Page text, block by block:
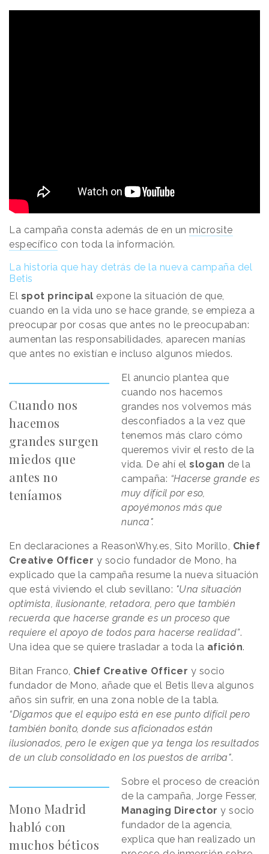
La campaña consta además de en un microsite
específico con toda la información.
La historia que hay detrás de la nueva campaña del
Betis
El spot principal expone la situación de que,
cuando en la vida uno se hace grande, se empieza a
preocupar por cosas que antes no le preocupaban:
aumentan las responsabilidades, aparecen manías
que antes no existían e incluso algunos miedos.
Cuando nos
hacemos
grandes surgen
miedos que
antes no
teníamos
El anuncio plantea que
cuando nos hacemos
grandes nos volvemos más
desconfiados a la vez que
tenemos más claro cómo
queremos vivir el resto de la
vida. De ahí elslogan de la
campaña: “Hacerse grande es
muy difícil por eso,
apoyémonos más que
nunca".
En declaraciones a ReasonWhy.es, Sito Morillo, Chief
Creative Officer y socio fundador de Mono, ha
explicado que la campaña resume la nueva situación
que está viviendo el club sevillano: "Una situación
optimista, ilusionante, retadora, pero que también
recuerda que hacerse grande es un proceso que
requiere el apoyo de todos para hacerse realidad”.
Una idea que se quiere trasladar a toda la afición.
Bitan Franco, Chief Creative Officer y socio
fundador de Mono, añade que el Betis lleva algunos
años sin sufrir, en una zona noble de la tabla.
“Digamos que el equipo está en ese punto difícil pero
también bonito, donde sus aficionados están
ilusionados, pero le exigen que ya tenga los resultados
de un club consolidado en los puestos de arriba".
Mono Madrid
habló con
muchos béticos
Sobre el proceso de creación
de la campaña, Jorge Fesser,
Managing Directory socio
fundador de la agencia,
explica que han realizado un